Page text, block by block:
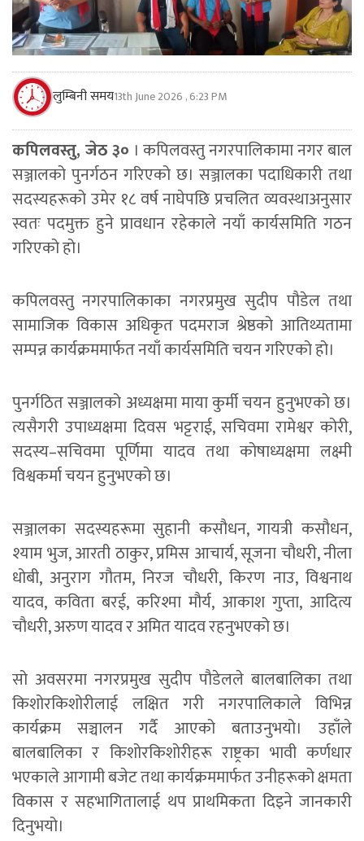
लुम्बिनी समय13th June 2026 , 6:23 PM
कपिलवस्तु, जेठ ३० । कपिलवस्तु नगरपालिकामा नगर बाल
सञ्जालको पुनर्गठन गरिएको छ। सञ्जालका पदाधिकारी तथा
सदस्यहरूको उमेर १८ वर्ष नाघेपछि प्रचलित व्यवस्थाअनुसार
स्वतः पदमुक्त हुने प्रावधान रहेकाले नयाँ कार्यसमिति गठन
गरिएको हो।
कपिलवस्तु नगरपालिकाका नगरप्रमुख सुदीप पौडेल तथा
सामाजिक विकास अधिकृत पदमराज श्रेष्ठको आतिथ्यतामा
सम्पन्न कार्यक्रममार्फत नयाँ कार्यसमिति चयन गरिएको हो।
पुनर्गठित सञ्जालको अध्यक्षमा माया कुर्मी चयन हुनुभएको छ।
त्यसैगरी उपाध्यक्षमा दिवस भट्टराई, सचिवमा रामेश्वर कोरी,
सदस्य–सचिवमा पूर्णिमा यादव तथा कोषाध्यक्षमा लक्ष्मी
विश्वकर्मा चयन हुनुभएको छ।
सञ्जालका सदस्यहरूमा सुहानी कसौधन, गायत्री कसौधन,
श्याम भुज, आरती ठाकुर, प्रमिस आचार्य, सूजना चौधरी, नीला
धोबी, अनुराग गौतम, निरज चौधरी, किरण नाउ, विश्वनाथ
यादव, कविता बरई, करिश्मा मौर्य, आकाश गुप्ता, आदित्य
चौधरी, अरुण यादव र अमित यादव रहनुभएको छ।
सो अवसरमा नगरप्रमुख सुदीप पौडेलले बालबालिका तथा
किशोरकिशोरीलाई लक्षित गरी नगरपालिकाले विभिन्न
कार्यक्रम सञ्चालन गर्दै आएको बताउनुभयो। उहाँले
बालबालिका र किशोरकिशोरीहरू राष्ट्रका भावी कर्णधार
भएकाले आगामी बजेट तथा कार्यक्रममार्फत उनीहरूको क्षमता
विकास र सहभागितालाई थप प्राथमिकता दिइने जानकारी
दिनुभयो।